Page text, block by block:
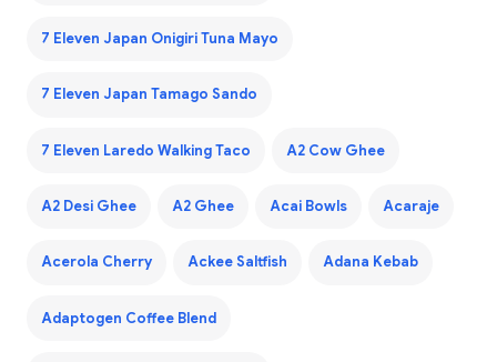
7 Eleven Japan Onigiri Tuna Mayo
7 Eleven Japan Tamago Sando
7 Eleven Laredo Walking Taco A2 Cow Ghee
A2 Desi Ghee A2 Ghee Acai Bowls Acaraje
Acerola Cherry Ackee Saltfish Adana Kebab
Adaptogen Coffee Blend